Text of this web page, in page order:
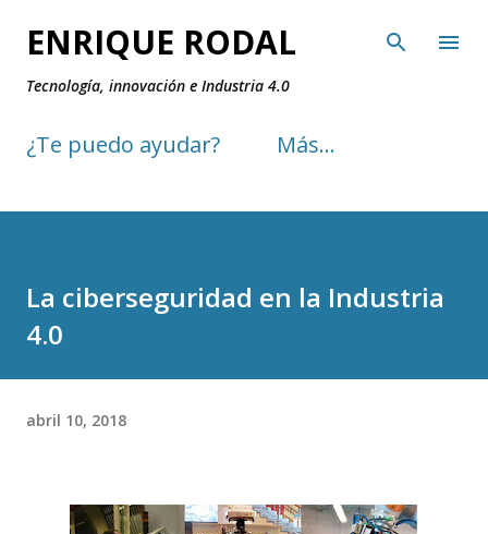
Ir al contenido principal
ENRIQUE RODAL
Tecnología, innovación e Industria 4.0
¿Te puedo ayudar? Más…
La ciberseguridad en la Industria
4.0
abril 10, 2018